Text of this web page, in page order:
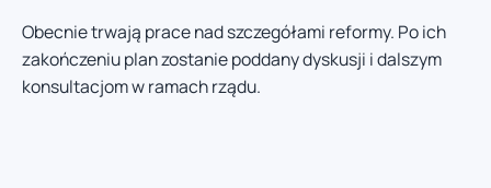
Obecnie trwają prace nad szczegółami reformy. Po ich
zakończeniu plan zostanie poddany dyskusji i dalszym
konsultacjom w ramach rządu.